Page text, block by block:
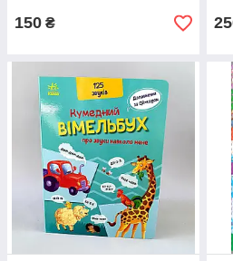
150 ₴